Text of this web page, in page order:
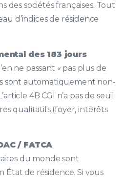
des sociétés françaises. Tout
d’indices de résidence
des 183 jours
ne passant « pas plus de
sont automatiquement non-
4B CGI n’a pas de seuil
qualitatifs (foyer, intérêts
/ FATCA
du monde sont
État de résidence. Si vous